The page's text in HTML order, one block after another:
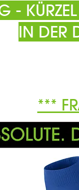
-
IN DER
***